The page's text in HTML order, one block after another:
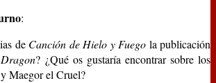
:
de Canción de Hielo y Fuego la publicación
? ¿Qué os gustaría encontrar sobre los
Maegor el Cruel?